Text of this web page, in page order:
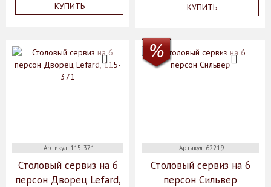
КУПИТЬ КУПИТЬ
Артикул: 115-371
Столовый сервиз на 6
персон Дворец Lefard,
Артикул: 62219
Столовый сервиз на 6
персон Сильвер